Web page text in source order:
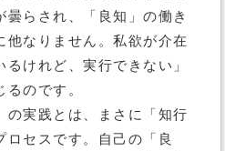
らされ、「良知」の働き
他なりません。私欲が介在
けれど、実行できない」
のです。
の実践とは、まさに「知行
ロセスです。自己の「良